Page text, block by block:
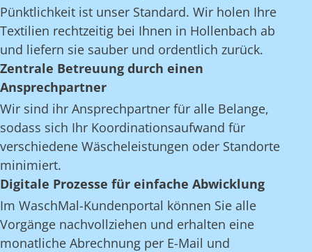
Pünktlichkeit ist unser Standard. Wir holen Ihre
Textilien rechtzeitig bei Ihnen in Hollenbach ab
und liefern sie sauber und ordentlich zurück.
Zentrale Betreuung durch einen
Ansprechpartner
Wir sind ihr Ansprechpartner für alle Belange,
sodass sich Ihr Koordinationsaufwand für
verschiedene Wäscheleistungen oder Standorte
minimiert.
Digitale Prozesse für einfache Abwicklung
Im WaschMal-Kundenportal können Sie alle
Vorgänge nachvollziehen und erhalten eine
monatliche Abrechnung per E-Mail und